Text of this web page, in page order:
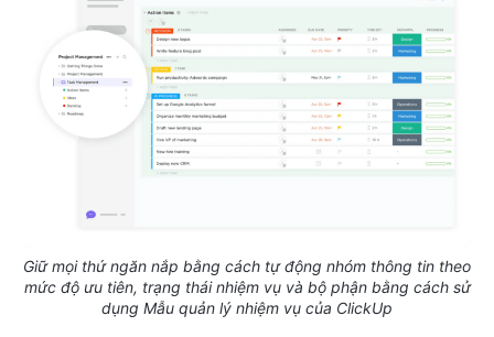
Giữ mọi thứ ngăn nắp bằng cách tự động nhóm thông tin theo
mức độ ưu tiên, trạng thái nhiệm vụ và bộ phận bằng cách sử
dụng Mẫu quản lý nhiệm vụ của ClickUp